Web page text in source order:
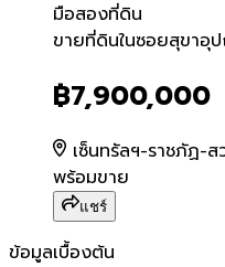
มือสองที่ดิน
ขายที่ดินใ
ขายที่ดินในซอยสุขาอุ
฿7,900,000
เซ็นทรัลฯ-ราชภัฏ-
พร้อมขาย
แชร์
ข้อมูลเบื้องต้น